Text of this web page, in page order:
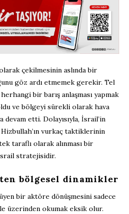
çekilmesinin aslında bir
göz ardı etmemek gerekir. Tel
bir barış anlaşması yapmak
ve bölgeyi sürekli olarak hava
etti. Dolayısıyla, İsrail’in
Hizbullah’ın vurkaç taktiklerinin
taraflı olarak alınması bir
stratejisidir.
bölgesel dinamikler
bir aktöre dönüşmesini sadece
üzerinden okumak eksik olur.